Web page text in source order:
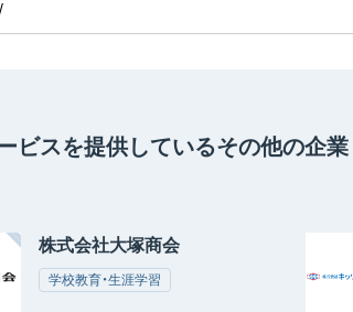
ビスを提供しているその他の企業
株式会社大塚商会
学校教育・生涯学習